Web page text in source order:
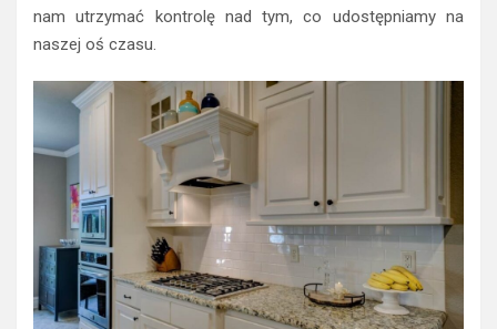
nam utrzymać kontrolę nad tym, co udostępniamy na
naszej oś czasu.